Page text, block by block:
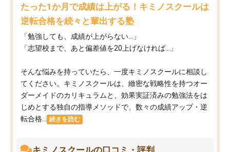
たった1か月で成績は上がる！キミノスクールは
逆転合格を続々と輩出する塾
「勉強しても、成績が上がらない…」
「志望校まで、あと偏差値を20上げなければ…」
そんな悩みを持っていたら、一度キミノスクールに相談し
てください。キミノスクールは、緻密な戦略性を持つオー
ダーメイドのカリキュラムと、効果実証済みの勉強法をは
じめとする独自の指導メソッドで、数々の成績アップ・逆
転合格...
続きを読む
キミノスクールの口コミ・評判